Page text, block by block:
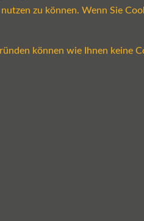
zu können. Wenn Sie
können wie Ihnen keine